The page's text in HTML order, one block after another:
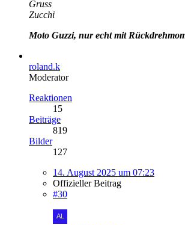
Gruss
Zucchi
Moto Guzzi, nur echt mit
roland.k
Moderator
Reaktionen
15
Beiträge
819
Bilder
127
14. August 2025 um 07:23
Offizieller Beitrag
#30